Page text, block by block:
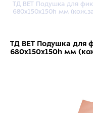
ТД ВЕТ Подушка для
680х150х150h мм
ТД ВЕТ Подушка для
680х150х150h мм